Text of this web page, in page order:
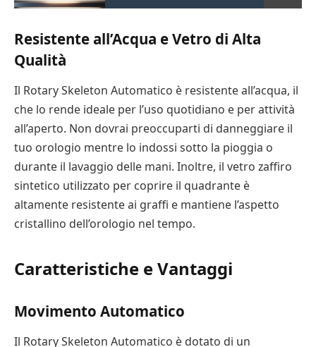
Resistente all’Acqua e Vetro di Alta
Qualità
Il Rotary Skeleton Automatico è resistente all’acqua, il
che lo rende ideale per l’uso quotidiano e per attività
all’aperto. Non dovrai preoccuparti di danneggiare il
tuo orologio mentre lo indossi sotto la pioggia o
durante il lavaggio delle mani. Inoltre, il vetro zaffiro
sintetico utilizzato per coprire il quadrante è
altamente resistente ai graffi e mantiene l’aspetto
cristallino dell’orologio nel tempo.
Caratteristiche e Vantaggi
Movimento Automatico
Il Rotary Skeleton Automatico è dotato di un